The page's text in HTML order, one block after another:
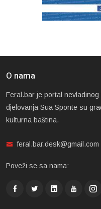
O nama
Feral.bar je portal
djelovanja Sua Sponte su
kulturna baština.
feral.bar.desk@gmail.com
Poveži se sa nama: